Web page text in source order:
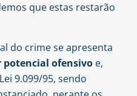
que estas restarão
do crime se apresenta
potencial ofensivo e,
9.099/95, sendo